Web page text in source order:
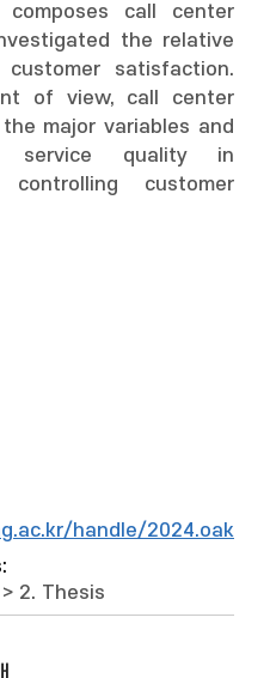
call center
the relative
satisfaction.
of view, call center
major variables and
service quality in
controlling customer
handle/2024.oak/
> 2. Thesis